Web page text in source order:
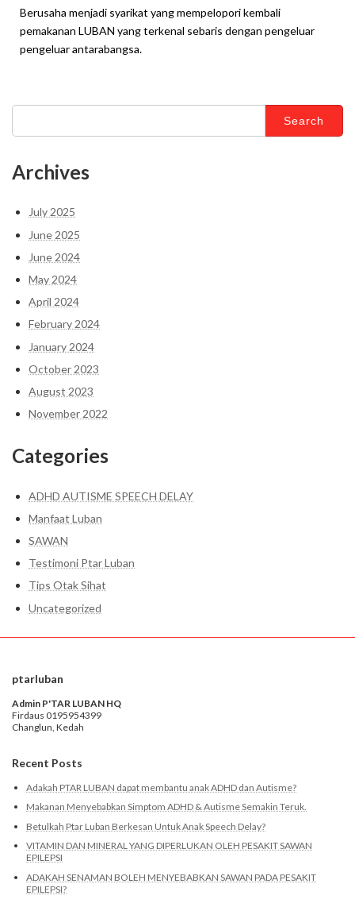
Berusaha menjadi syarikat yang mempelopori kembali
pemakanan LUBAN yang terkenal sebaris dengan pengeluar
pengeluar antarabangsa.
Archives
July 2025
June 2025
June 2024
May 2024
April 2024
February 2024
January 2024
October 2023
August 2023
November 2022
Categories
ADHD AUTISME SPEECH DELAY
Manfaat Luban
SAWAN
Testimoni Ptar Luban
Tips Otak Sihat
Uncategorized
ptarluban
Admin P'TAR LUBAN HQ
Firdaus 0195954399
Changlun, Kedah
Recent Posts
Adakah PTAR LUBAN dapat membantu anak ADHD dan Autisme?
Makanan Menyebabkan Simptom ADHD & Autisme Semakin Teruk.
Betulkah Ptar Luban Berkesan Untuk Anak Speech Delay?
VITAMIN DAN MINERAL YANG DIPERLUKAN OLEH PESAKIT SAWAN
EPILEPSI
ADAKAH SENAMAN BOLEH MENYEBABKAN SAWAN PADA PESAKIT
EPILEPSI?